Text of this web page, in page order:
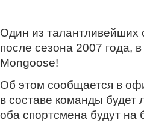
Один из талантливейших
после сезона 2007 года,
Mongoose!
Об этом сообщается в
в составе команды будет
оба спортсмена будут